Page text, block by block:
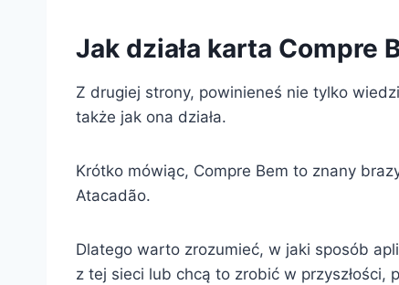
Jak działa karta Compre
Z drugiej strony, powinieneś nie tylko
także jak ona działa.
Krótko mówiąc, Compre Bem to znany
Atacadão.
Dlatego warto zrozumieć, w jaki sposób
z tej sieci lub chcą to zrobić w